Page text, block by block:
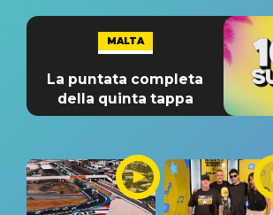
MALTA
La puntata completa
della quinta tappa